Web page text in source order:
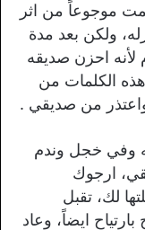
موجوعاً من اثر
ولكن بعد مدة
لأنه احزن صديقه
الكلمات من
من صديقي .
وفي خجل وندم
ارجوك
لك، تقبل
ايضاً، وعاد